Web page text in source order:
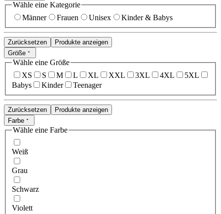
Wähle eine Kategorie
Männer
Frauen Unisex Kinder & Babys
Zurücksetzen
Produkte anzeigen
Größe
Wähle eine Größe
XS
S M L XL XXL 3XL 4XL
5XL
Babys
Kinder Teenager
Zurücksetzen
Produkte anzeigen
Farbe
Wähle eine Farbe
Weiß
Grau
Schwarz
Violett